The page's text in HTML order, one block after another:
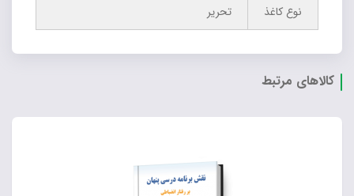
نوع کاغذ
تحریر
کالاهای مرتبط